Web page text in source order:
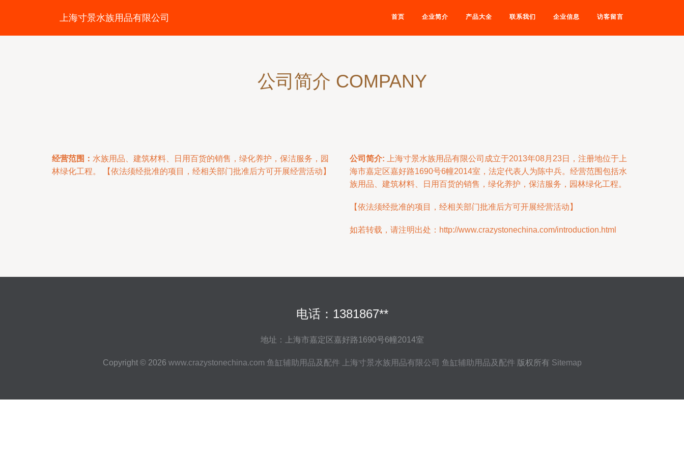
上海寸景水族用品有限公司 首页 企业简介 产品大全 联系我们 企业信息 访客留言
公司简介 COMPANY
经营范围： 水族用品、建筑材料、日用百货的销售，绿化养护，保洁服务，园
林绿化工程。 【依法须经批准的项目，经相关部门批准后方可开展经营活动】
公司简介: 上海寸景水族用品有限公司成立于2013年08月23日，注册地位于上
海市嘉定区嘉好路1690号6幢2014室，法定代表人为陈中兵。经营范围包括水
族用品、建筑材料、日用百货的销售，绿化养护，保洁服务，园林绿化工程。
【依法须经批准的项目，经相关部门批准后方可开展经营活动】
如若转载，请注明出处：http://www.crazystonechina.com/introduction.html
电话：1381867**
地址：上海市嘉定区嘉好路1690号6幢2014室
Copyright © 2026 www.crazystonechina.com 鱼缸辅助用品及配件 上海寸景水族用品有限公司 鱼缸辅助用品及配件版权所有 Sitemap